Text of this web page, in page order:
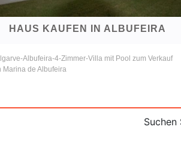
HAUS KAUFEN IN ALBUFEIRA
Albufeira-4-Zimmer-Villa mit Pool zum Verkauf
Marina de Albufeira